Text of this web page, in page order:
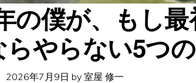
の僕が、もし最
やらない5つ
2026年7月9日 by 室屋 修一